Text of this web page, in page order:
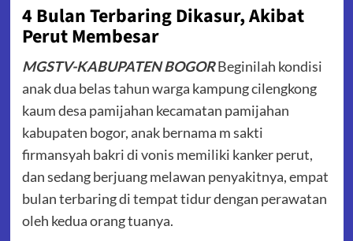
4 Bulan Terbaring Dikasur, Akibat
Perut Membesar
MGSTV-KABUPATEN BOGORBeginilah kondisi
anak dua belas tahun warga kampung cilengkong
kaum desa pamijahan kecamatan pamijahan
kabupaten bogor, anak bernama m sakti
firmansyah bakri di vonis memiliki kanker perut,
dan sedang berjuang melawan penyakitnya, empat
bulan terbaring di tempat tidur dengan perawatan
oleh kedua orang tuanya.